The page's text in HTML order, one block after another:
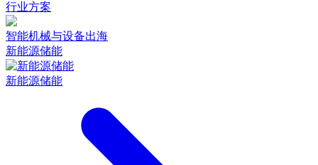
行业方案
智能机械与设备出海
新能源储能
新能源储能